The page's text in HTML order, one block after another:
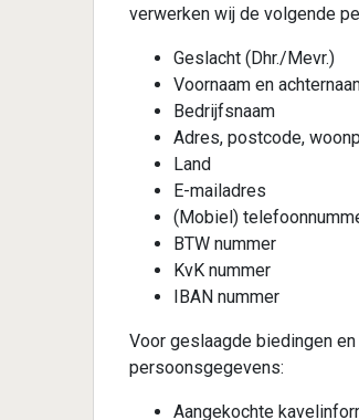
verwerken wij de volgende
Geslacht (Dhr./Mevr.)
Voornaam en
Bedrijfsnaam
Adres, postcode,
Land
E-mailadres
(Mobiel)
BTW nummer
KvK nummer
IBAN nummer
Voor geslaagde biedingen
persoonsgegevens:
Aangekochte